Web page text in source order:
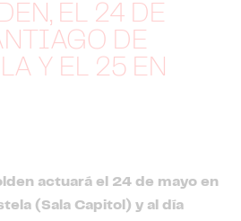
EL 24 DE
DE
Y EL 25 EN
actuará el 24 de mayo en
(Sala Capitol) y al día